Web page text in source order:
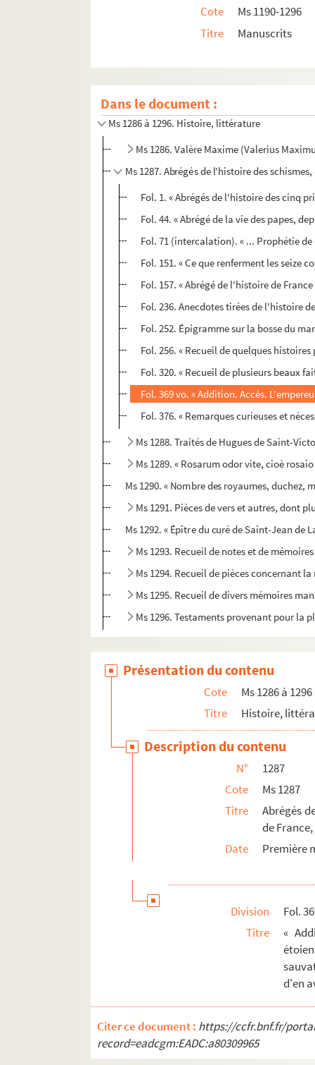
Cote
Ms 1190-1296
Titre
Manuscrits
Dans le document :
Ms 1214. Recueils Boisot. Pièces diverses,
Ms 1215. Recueils Boisot. Notes
Ms 1250 à 1285. Histoire du livre
Ms 1286 à 1296. Histoire, littérature
Ms 1286. Valère Maxime (Valerius
Ms 1287. Abrégés de l'histoire des
Fol. 1. « Abrégés de l'histoire des cinq
Fol. 44. « Abrégé de la vie des papes,
Fol. 71 (intercalation). « ... Prophétie
Fol. 151. « Ce que renferment les seize
Fol. 157. « Abrégé de l'histoire de
Fol. 236. Anecdotes tirées de l'histoire
Fol. 252. Épigramme sur la bosse du
Fol. 256. « Recueil de quelques
Fol. 320. « Recueil de plusieurs beaux
Fol. 369 vo. « Addition. Accès.
Fol. 376. « Remarques curieuses et
Ms 1288. Traités de Hugues de Saint-
Ms 1289. « Rosarum odor vite, cioè
Ms 1290. « Nombre des royaumes,
Ms 1291. Pièces de vers et autres, dont
Ms 1292. « Épître du curé de Saint-Jean de
Ms 1293. Recueil de notes et de
Ms 1294. Recueil de pièces concernant
Ms 1295. Recueil de divers mémoires
Ms 1296. Testaments provenant pour la
Présentation du contenu
Cote
Ms 1286 à 1296
Titre
Histoire,
Description du contenu
N°
1287
Cote
Ms 1287
Titre
Abrégés
de
Date
Première
Division
Fol.
Titre
«
d'en
Citer ce document : https://ccfr.bnf.fr/
record=eadcgm:EADC:a80309965